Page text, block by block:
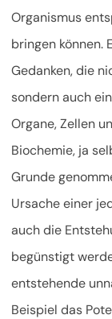
Organismus
bringen können.
Gedanken, die
sondern auch
Organe, Zellen
Biochemie, ja
Grunde
Ursache einer
auch die
begünstigt
entstehende
Beispiel das